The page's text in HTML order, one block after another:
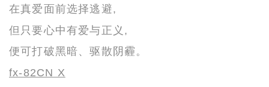
在真爱面前选择逃避,
但只要心中有爱与正义,
便可打破黑暗、驱散阴霾。
fx-82CN X